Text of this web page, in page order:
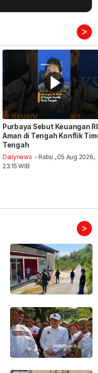
>
Purbaya Sebut Keuangan RI
Aman di Tengah Konflik
Tengah
Dailynews - Rabu , 05 Aug 2026,
23:15 WIB
>